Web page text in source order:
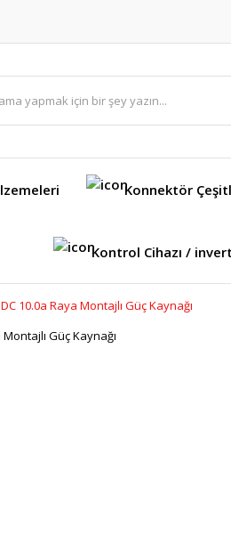
Konnektör
Kontrol Cihazı /
10.0a Raya Montajlı Güç Kaynağı